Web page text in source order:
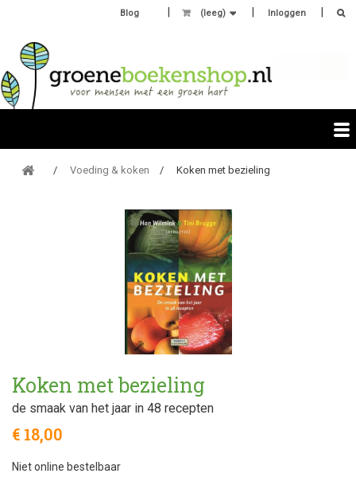
Inloggen
(leeg)
Blog
Voeding & koken Koken met bezieling
Koken met bezieling
de smaak van het jaar in 48 recepten
€ 18,00
Niet online bestelbaar